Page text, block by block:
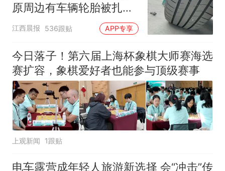
原周边有车辆轮胎被扎，
修理店铺换胎价格高达千
元，官方发布情况通报
江西晨报 536跟贴 APP专享
今日落子！第六届上海杯象棋大师赛海选
赛扩容，象棋爱好者也能参与顶级赛事
上观新闻 1跟贴
电车露营成年轻人旅游新选择 会“冲击”传